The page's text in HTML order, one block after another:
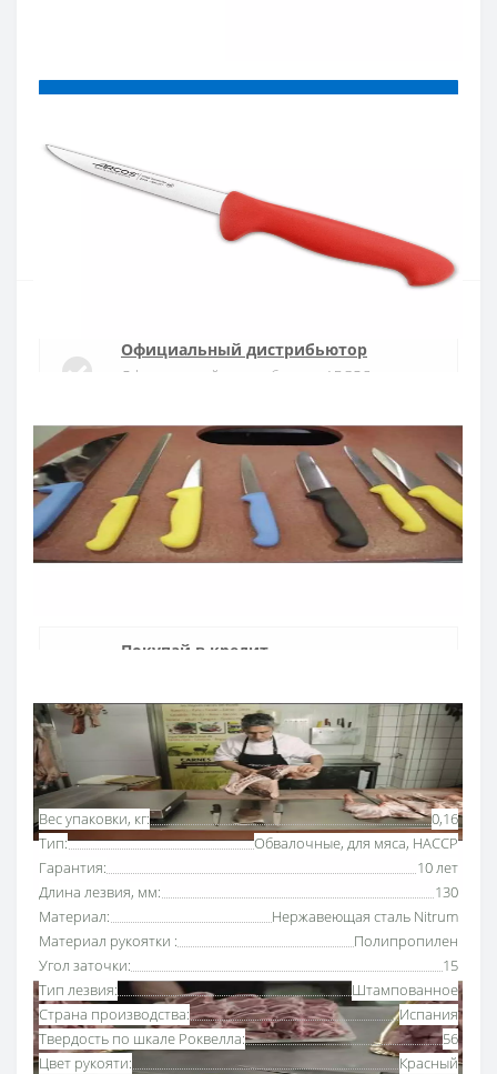
Купить в один клик
Введите номер телефона и мы перезвоним
Купить
Основные характеристики Все характеристики
Вес упаковки, кг:
0,16
Тип:
Обвалочные, для мяса, HACCP
Гарантия:
10 лет
Длина лезвия, мм:
130
Материал:
Нержавеющая сталь Nitrum
Материал рукоятки :
Полипропилен
Угол заточки:
15
Тип лезвия:
Штампованное
Страна производства:
Испания
Твердость по шкале Роквелла:
56
Цвет рукояти:
Красный
Официальный дистрибьютор
Официальный дистрибьютор ARCOS в
Быстрая доставка
Доставка в течении 1-3 дней по Украине
Гарантия качества
Покупай в кредит